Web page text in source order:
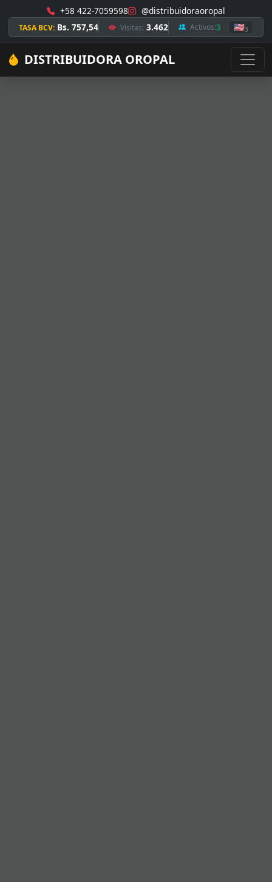
+58 422-7059598 @distribuidoraoropal
TASA BCV: Bs. 757,54 Visitas: 3.462 Activos:3 🇺🇸3
DISTRIBUIDORA OROPAL